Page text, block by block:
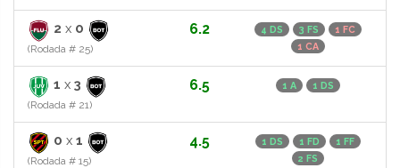
2 x 0
(Rodada # 25)
6.2 4 DS 3 FS
1 FC
1 CA
1 x 3
(Rodada # 21)
6.5 1 A 1 DS
0 x 1
(Rodada # 15)
4.5 1 DS 1 FD
1 FF
2 FS